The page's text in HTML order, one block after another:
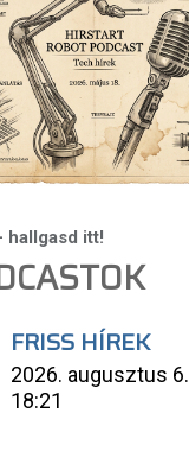
FRISS HÍREK
2026. augusztus 6.
18:21